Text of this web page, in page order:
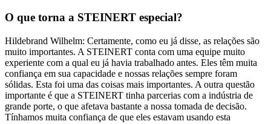
O que torna a STEINERT especial?
Hildebrand Wilhelm: Certamente, como eu já disse, as relações são
muito importantes. A STEINERT conta com uma equipe muito
experiente com a qual eu já havia trabalhado antes. Eles têm muita
confiança em sua capacidade e nossas relações sempre foram
sólidas. Esta foi uma das coisas mais importantes. A outra questão
importante é que a STEINERT tinha parcerias com a indústria de
grande porte, o que afetava bastante a nossa tomada de decisão.
Tínhamos muita confiança de que eles estavam usando esta